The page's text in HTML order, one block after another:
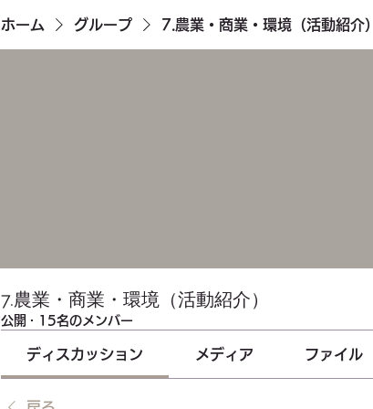
ホーム グループ 7.農業・商業・環境（活動紹介）
7.農業・商業・環境（活動紹介）
公開 · 15名のメンバー
ディスカッション メディア ファイル